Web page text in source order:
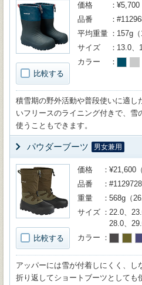
比較する
価格
¥5,700
品番
平均重量
157g
サイズ
13.0、
カラー
積雪期の野外活動や普段使いに適し
いフリースのライニング付きで、雪
使うこともできます。
パウダーブーツ 男女兼用
比較する
価格
¥21,600
品番
#1129728
重量
568g（
サイズ
22.0、
28.0、
カラー
アッパーには雪が付着しにくく、し
折り返してショートブーツとしても